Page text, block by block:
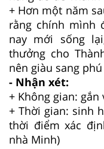
+ Hơn một năm
rằng chính mình
nay mới sống
thưởng cho
nên giàu sang
- Nhận xét:
+ Không gian:
+ Thời gian: sinh
thời điểm xác
nhà Minh)